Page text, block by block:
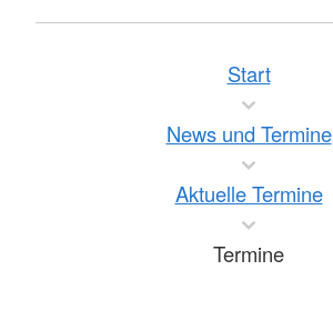
Start
News und Termine
Aktuelle Termine
Termine